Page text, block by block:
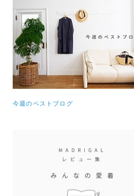
今週のベストブログ